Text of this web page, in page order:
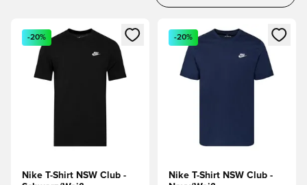
Öffnet ein Fenster zum Anmelden oder Registrieren als
-20%
Nike T-Shirt NSW Club -
Öffnet ein Fenster zum
-20%
Nike T-Shirt NSW Club -